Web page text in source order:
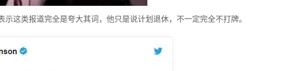
示这类报道完全是夸大其词，他只是说计划退休，不一定完全不打牌。